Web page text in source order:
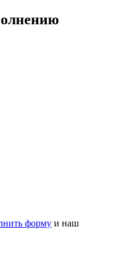
форму и наш